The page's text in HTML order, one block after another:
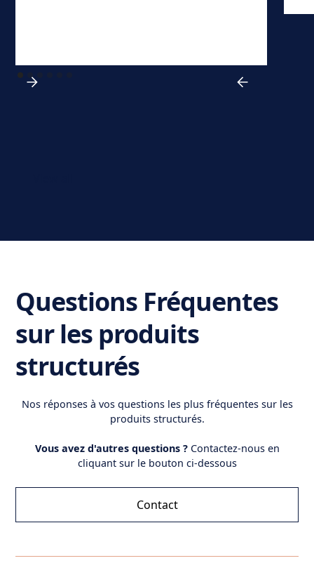
Questions Fréquentes
sur les produits
structurés
Nos réponses à vos questions les plus fréquentes sur les
produits structurés.
Vous avez d'autres questions ? Contactez-nous en
cliquant sur le bouton ci-dessous
Contact